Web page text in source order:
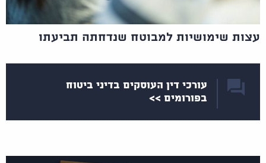
עצות שימושיות למבוטח שנדחתה תביעתו
עורכי דין העוסקים בדיני ביטוח
בפורומים >>